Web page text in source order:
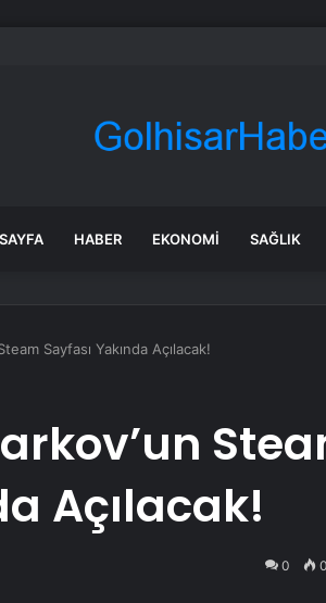
Selen yıllar sonra Münir Özkul ile neden
HABER EKONOMI SAĞLIK
Sayfası Yakında Açılacak!
Açılacak!
0 0